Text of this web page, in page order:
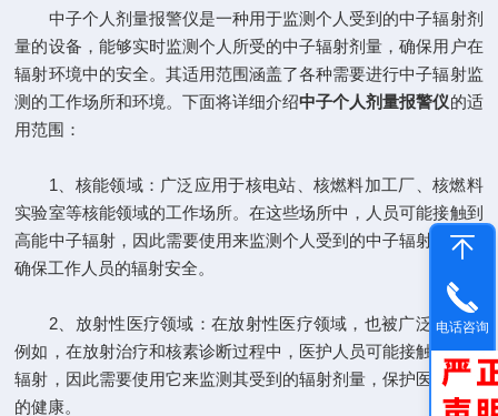
中子个人剂量报警仪是一种用于监测个人受到的中子辐射剂
量的设备，能够实时监测个人所受的中子辐射剂量，确保用户在
辐射环境中的安全。其适用范围涵盖了各种需要进行中子辐射监
测的工作场所和环境。下面将详细介绍中子个人剂量报警仪的适
用范围：
1、核能领域：广泛应用于核电站、核燃料加工厂、核燃料
实验室等核能领域的工作场所。在这些场所中，人员可能接触到
高能中子辐射，因此需要使用来监测个人受到的中子辐射剂量，
确保工作人员的辐射安全。
2、放射性医疗领域：在放射性医疗领域，也被广泛使用。
例如，在放射治疗和核素诊断过程中，医护人员可能接触到中子
辐射，因此需要使用它来监测其受到的辐射剂量，保护医护人员
的健康。
电话咨询